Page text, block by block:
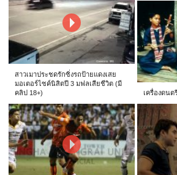
สาวเมาประชดรักซิ่งรถป้ายแดงเสย
มอเตอร์ไซค์นิสิตปี 3 มฟลเสียชีวิต (มี
คลิป 18+)
เครื่องดน